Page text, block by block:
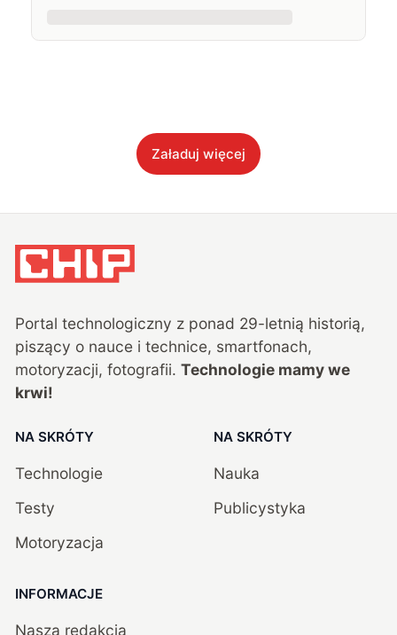
Załaduj więcej
Portal technologiczny z ponad 29-letnią historią,
piszący o nauce i technice, smartfonach,
motoryzacji, fotografii. Technologie mamy we
krwi!
NA SKRÓTY
Technologie
Testy
Motoryzacja
NA SKRÓTY
Nauka
Publicystyka
INFORMACJE
Nasza redakcja